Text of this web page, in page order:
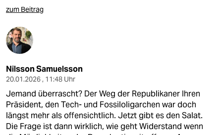
zum Beitrag
Nilsson Samuelsson
20.01.2026 , 11:48 Uhr
Jemand überrascht? Der Weg der Republikaner Ihren
Präsident, den Tech- und Fossiloligarchen war doch
längst mehr als offensichtlich. Jetzt gibt es den Salat.
Die Frage ist dann wirklich, wie geht Widerstand wenn